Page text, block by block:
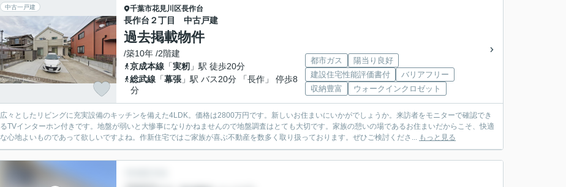
中古一戸建 千葉市花見川区長作台
長作台２丁目 中古戸建
過去掲載物件
/築10年 /2階建
京成本線 「実籾 」駅 徒歩20分
総武線 「幕張 」駅 バス20分 「長作」 停歩8
分
都市ガス
陽当り良好
建設住宅性能評価書付
バリアフリー
収納豊富
ウォークインクロゼット
広々としたリビングに充実設備のキッチンを備えた4LDK。価格は2800万円です。新しいお住まいにいかがでしょうか。来訪者をモニターで確認でき
るTVインターホン付きです。地盤が弱いと大惨事になりかねませんので地盤調査はとても大切です。家族の憩いの場であるお住まいだからこそ、快適
な心地よいものであって欲しいですよね。作新住宅ではご家族が喜ぶ不動産を数多く取り扱っております。ぜひご検討くださ... もっと見る